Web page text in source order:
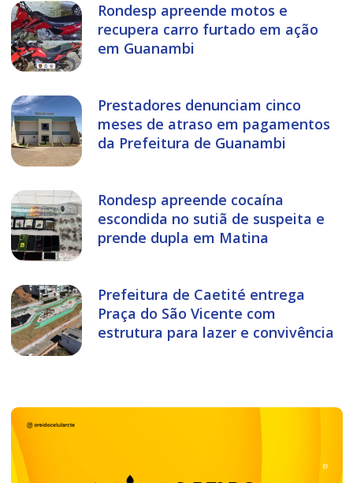
Rondesp apreende motos e
recupera carro furtado em ação
em Guanambi
Prestadores denunciam cinco
meses de atraso em pagamentos
da Prefeitura de Guanambi
Rondesp apreende cocaína
escondida no sutiã de suspeita e
prende dupla em Matina
Prefeitura de Caetité entrega
Praça do São Vicente com
estrutura para lazer e convivência